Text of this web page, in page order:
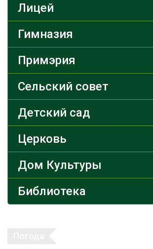
Лицей
Гимназия
Примэрия
Сельский совет
Детский сад
Церковь
Дом Культуры
Библиотека